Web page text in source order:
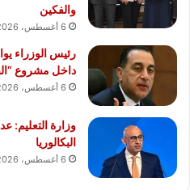
والفكين
6 أغسطس، 2026
رئيس الوزراء
داخل مشروع
6 أغسطس، 2026
وزارة التعليم:
البكالوريا
6 أغسطس، 2026